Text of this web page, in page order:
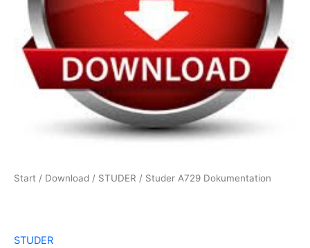
Start / Download / STUDER / Studer A729 Dokumentation
STUDER